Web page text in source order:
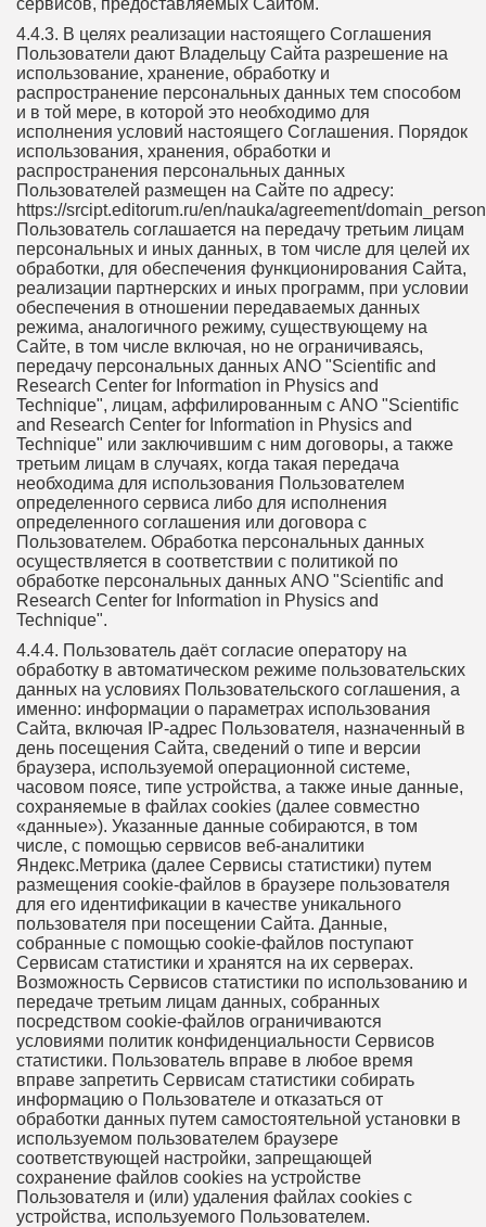
сервисов, предоставляемых Сайтом.
4.4.3. В целях реализации настоящего Соглашения
Пользователи дают Владельцу Сайта разрешение на
использование, хранение, обработку и
распространение персональных данных тем способом
и в той мере, в которой это необходимо для
исполнения условий настоящего Соглашения. Порядок
использования, хранения, обработки и
распространения персональных данных
Пользователей размещен на Сайте по адресу:
https://srcipt.editorum.ru/en/nauka/agreement/
Пользователь соглашается на передачу третьим лицам
персональных и иных данных, в том числе для целей их
обработки, для обеспечения функционирования Сайта,
реализации партнерских и иных программ, при условии
обеспечения в отношении передаваемых данных
режима, аналогичного режиму, существующему на
Сайте, в том числе включая, но не ограничиваясь,
передачу персональных данных ANO "Scientific and
Research Center for Information in Physics and
Technique", лицам, аффилированным с ANO "Scientific
and Research Center for Information in Physics and
Technique" или заключившим с ним договоры, а также
третьим лицам в случаях, когда такая передача
необходима для использования Пользователем
определенного сервиса либо для исполнения
определенного соглашения или договора с
Пользователем. Обработка персональных данных
осуществляется в соответствии с политикой по
обработке персональных данных ANO "Scientific and
Research Center for Information in Physics and
Technique".
4.4.4. Пользователь даёт согласие оператору на
обработку в автоматическом режиме пользовательских
данных на условиях Пользовательского соглашения, а
именно: информации о параметрах использования
Сайта, включая IP-адрес Пользователя, назначенный в
день посещения Сайта, сведений о типе и версии
браузера, используемой операционной системе,
часовом поясе, типе устройства, а также иные данные,
сохраняемые в файлах cookies (далее совместно
«данные»). Указанные данные собираются, в том
числе, с помощью сервисов веб-аналитики
Яндекс.Метрика (далее Сервисы статистики) путем
размещения cookie-файлов в браузере пользователя
для его идентификации в качестве уникального
пользователя при посещении Сайта. Данные,
собранные с помощью cookie-файлов поступают
Сервисам статистики и хранятся на их серверах.
Возможность Сервисов статистики по использованию и
передаче третьим лицам данных, собранных
посредством cookie-файлов ограничиваются
условиями политик конфиденциальности Сервисов
статистики. Пользователь вправе в любое время
вправе запретить Сервисам статистики собирать
информацию о Пользователе и отказаться от
обработки данных путем самостоятельной установки в
используемом пользователем браузере
соответствующей настройки, запрещающей
сохранение файлов cookies на устройстве
Пользователя и (или) удаления файлах cookies с
устройства, используемого Пользователем.